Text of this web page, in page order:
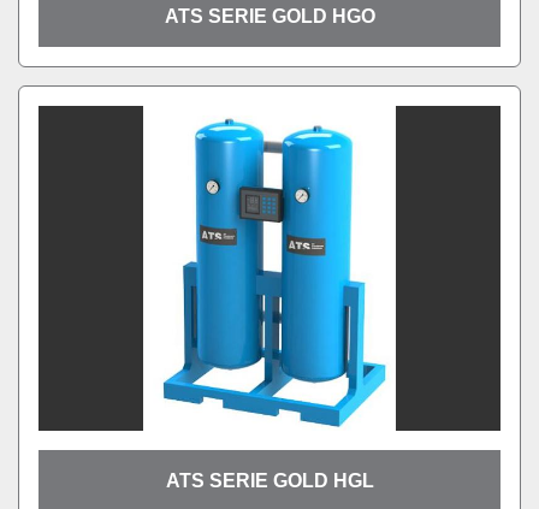
ATS SERIE GOLD HGO
ATS SERIE GOLD HGL